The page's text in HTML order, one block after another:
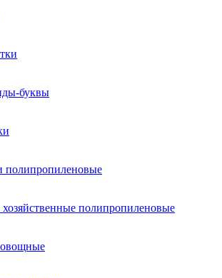
буквы
полипропиленовые